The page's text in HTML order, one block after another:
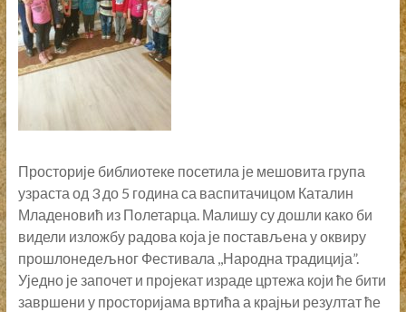
Просторије библиотеке посетила је мешовита група
узраста од 3 до 5 година са васпитачицом Каталин
Младеновић из Полетарца. Малишу су дошли како би
видели изложбу радова која је постављена у оквиру
прошлонедељног Фестивала ,,Народна традиција”.
Уједно је започет и пројекат израде цртежа који ће бити
завршени у просторијама вртића а крајњи резултат ће